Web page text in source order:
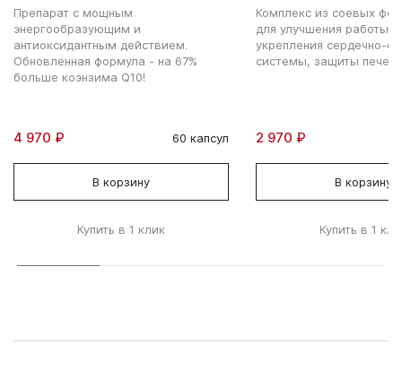
Препарат с мощным
энергообразующим и
антиоксидантным действием.
Обновленная формула - на 67%
больше коэнзима Q10!
4 970 ₽ 60 капсул
В корзину
Купить в 1 клик
Комплекс из соевых
для улучшения работы
укрепления сердечно-
системы, защиты
2 970 ₽
В корзину
Купить в 1